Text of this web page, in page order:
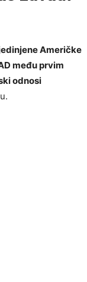
Američke
među prvim
odnosi